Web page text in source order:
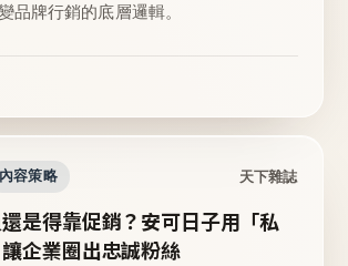
品牌行銷的底層邏輯。
內容策略 天下雜誌
是得靠促銷？安可日子用「私
企業圈出忠誠粉絲